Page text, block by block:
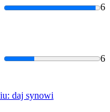
6
6
daj synowi